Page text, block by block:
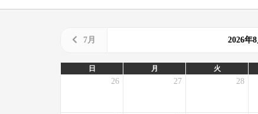
7月 2026年
日 月 火
26 27 28